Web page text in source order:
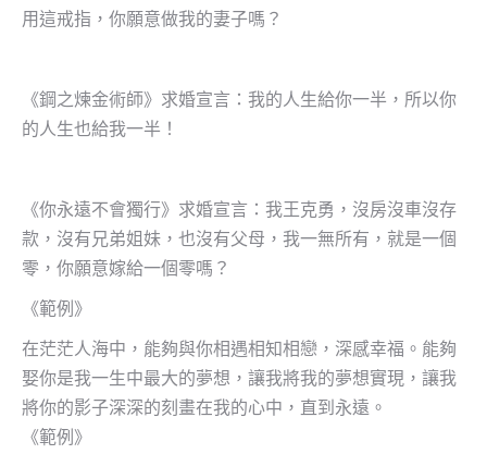
用這戒指，你願意做我的妻子嗎？
《鋼之煉金術師》求婚宣言：我的人生給你一半，所以你
的人生也給我一半！
《你永遠不會獨行》求婚宣言：我王克勇，沒房沒車沒存
款，沒有兄弟姐妹，也沒有父母，我一無所有，就是一個
零，你願意嫁給一個零嗎？
《範例》
在茫茫人海中，能夠與你相遇相知相戀，深感幸福。能夠
娶你是我一生中最大的夢想，讓我將我的夢想實現，讓我
將你的影子深深的刻畫在我的心中，直到永遠。
《範例》